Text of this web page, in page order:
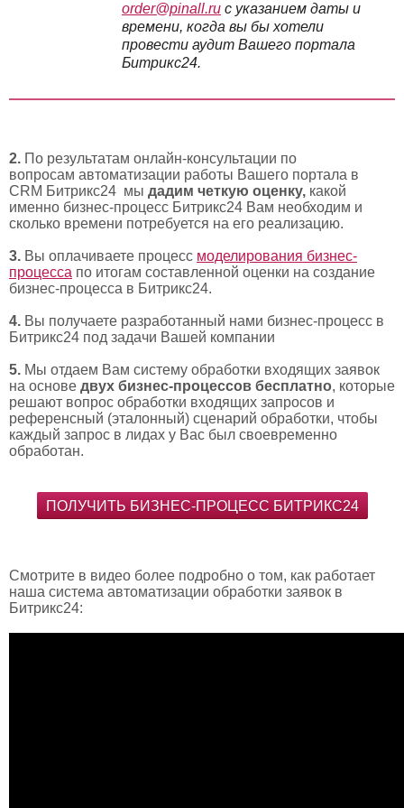
order@pinall.ru с указанием даты и
времени, когда вы бы хотели
провести аудит Вашего портала
Битрикс24.
2. По результатам онлайн-консультации по
вопросам автоматизации работы Вашего портала в
CRM Битрикс24 мы дадим четкую оценку, какой
именно бизнес-процесс Битрикс24 Вам необходим и
сколько времени потребуется на его реализацию.
3. Вы оплачиваете процесс моделирования бизнес-
процесса по итогам составленной оценки на создание
бизнес-процесса в Битрикс24.
4. Вы получаете разработанный нами бизнес-процесс в
Битрикс24 под задачи Вашей компании
5. Мы отдаем Вам систему обработки входящих заявок
на основе двух бизнес-процессов бесплатно, которые
решают вопрос обработки входящих запросов и
референсный (эталонный) сценарий обработки, чтобы
каждый запрос в лидах у Вас был своевременно
обработан.
ПОЛУЧИТЬ БИЗНЕС-ПРОЦЕСС БИТРИКС24
Смотрите в видео более подробно о том, как работает
наша система автоматизации обработки заявок в
Битрикс24: